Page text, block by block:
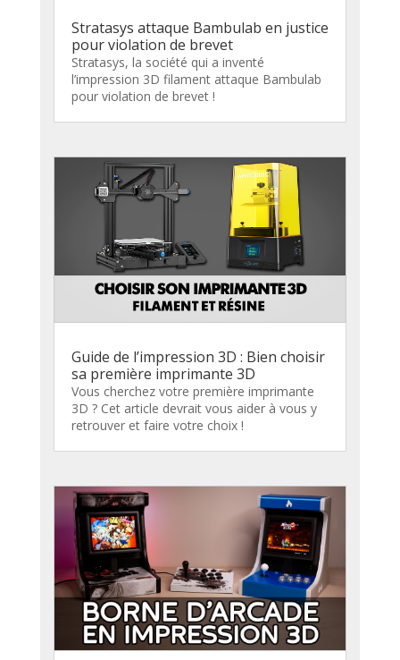
Stratasys attaque Bambulab en justice
pour violation de brevet
Stratasys, la société qui a inventé
l’impression 3D filament attaque Bambulab
pour violation de brevet !
Guide de l’impression 3D : Bien choisir
sa première imprimante 3D
Vous cherchez votre première imprimante
3D ? Cet article devrait vous aider à vous y
retrouver et faire votre choix !